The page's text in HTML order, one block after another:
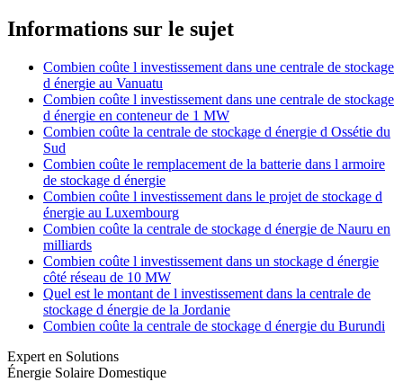
Informations sur le sujet
Combien coûte l investissement dans une centrale de stockage
d énergie au Vanuatu
Combien coûte l investissement dans une centrale de stockage
d énergie en conteneur de 1 MW
Combien coûte la centrale de stockage d énergie d Ossétie du
Sud
Combien coûte le remplacement de la batterie dans l armoire
de stockage d énergie
Combien coûte l investissement dans le projet de stockage d
énergie au Luxembourg
Combien coûte la centrale de stockage d énergie de Nauru en
milliards
Combien coûte l investissement dans un stockage d énergie
côté réseau de 10 MW
Quel est le montant de l investissement dans la centrale de
stockage d énergie de la Jordanie
Combien coûte la centrale de stockage d énergie du Burundi
Expert en Solutions
Énergie Solaire Domestique